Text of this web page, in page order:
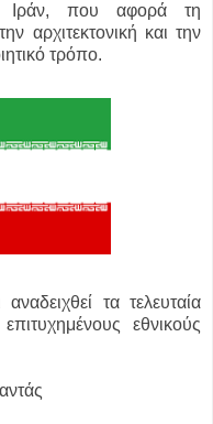
Ιράν, που αφορά τη
αρχιτεκτονική και την
τρόπο.
τα τελευταία
εθνικούς